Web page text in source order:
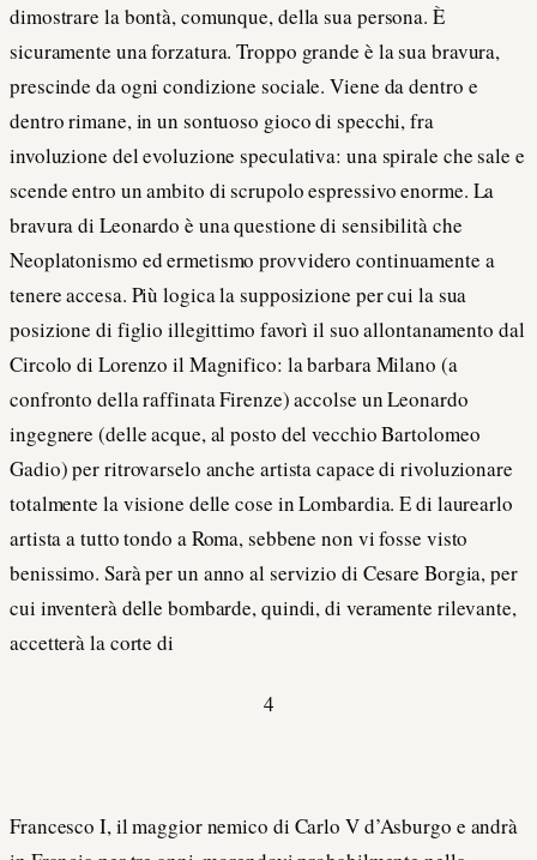
dimostrare la bontà, comunque, della sua persona. È
sicuramente una forzatura. Troppo grande è la sua bravura,
prescinde da ogni condizione sociale. Viene da dentro e
dentro rimane, in un sontuoso gioco di specchi, fra
involuzione del evoluzione speculativa: una spirale che sale e
scende entro un ambito di scrupolo espressivo enorme. La
bravura di Leonardo è una questione di sensibilità che
Neoplatonismo ed ermetismo provvidero continuamente a
tenere accesa. Più logica la supposizione per cui la sua
posizione di figlio illegittimo favorì il suo allontanamento dal
Circolo di Lorenzo il Magnifico: la barbara Milano (a
confronto della raffinata Firenze) accolse un Leonardo
ingegnere (delle acque, al posto del vecchio Bartolomeo
Gadio) per ritrovarselo anche artista capace di rivoluzionare
totalmente la visione delle cose in Lombardia. E di laurearlo
artista a tutto tondo a Roma, sebbene non vi fosse visto
benissimo. Sarà per un anno al servizio di Cesare Borgia, per
cui inventerà delle bombarde, quindi, di veramente rilevante,
accetterà la corte di
4
Francesco I, il maggior nemico di Carlo V d’Asburgo e andrà